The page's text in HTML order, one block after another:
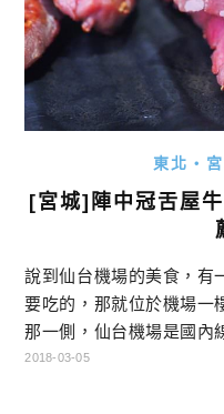
東北・
[宮城]陣中冠舌屋
說到仙台機場的美食，有
要吃的，那就位於機場一
那一側，仙台機場是國內
是很遠，但因為常常都有
2018-03-05